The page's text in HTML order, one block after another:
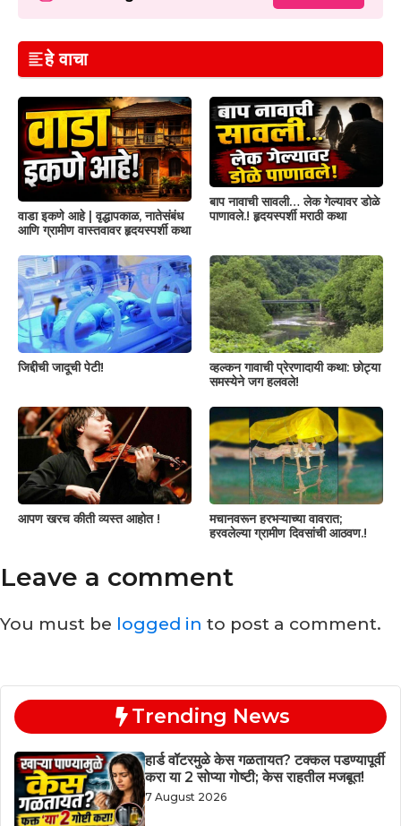
हे वाचा
वाडा इकणे आहे | वृद्धापकाळ, नातेसंबंध
आणि ग्रामीण वास्तवावर हृदयस्पर्शी कथा
बाप नावाची सावली… लेक गेल्यावर डोळे
पाणावले.! हृदयस्पर्शी मराठी कथा
जिद्दीची जादूची पेटी!
व्हल्कन गावाची प्रेरणादायी कथा: छोट्या
समस्येने जग हलवले!
आपण खरच कीती व्यस्त आहोत !
मचानवरून हरभऱ्याच्या वावरात;
हरवलेल्या ग्रामीण दिवसांची आठवण.!
Leave a comment
You must be logged in to post a comment.
Trending News
हार्ड वॉटरमुळे केस गळतायत? टक्कल पडण्यापूर्वी
करा या 2 सोप्या गोष्टी; केस राहतील मजबूत!
7 August 2026